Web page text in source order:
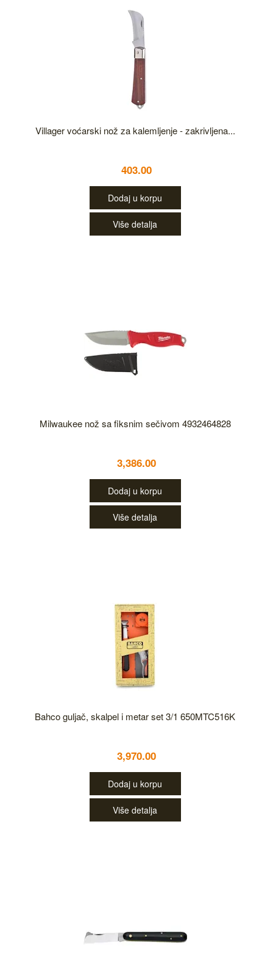
Villager voćarski nož za kalemljenje - zakrivljena...
403.00
Dodaj u korpu
Više detalja
Milwaukee nož sa fiksnim sečivom 4932464828
3,386.00
Dodaj u korpu
Više detalja
Bahco guljač, skalpel i metar set 3/1 650MTC516K
3,970.00
Dodaj u korpu
Više detalja